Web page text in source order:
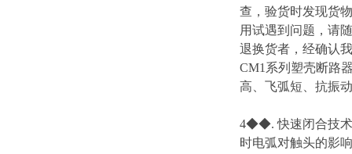
查，验货时发现货
用试遇到问题，请
退换货者，经确认
CM1系列塑壳断路
高、飞弧短、抗振
4◆◆. 快速闭合技术
时电弧对触头的影